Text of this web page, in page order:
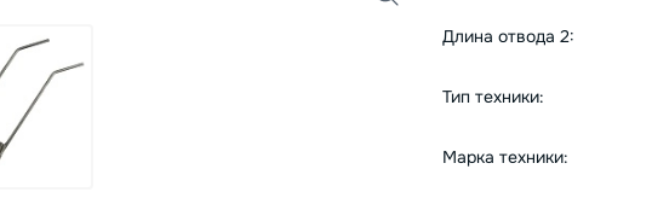
Длина отвода 2:
Тип техники:
Марка техники: